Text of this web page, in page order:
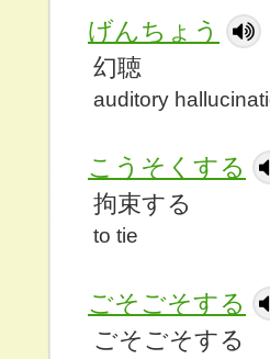
げんちょう
幻聴
auditory
こうそくする
拘束する
to tie
ごそごそする
ごそごそする